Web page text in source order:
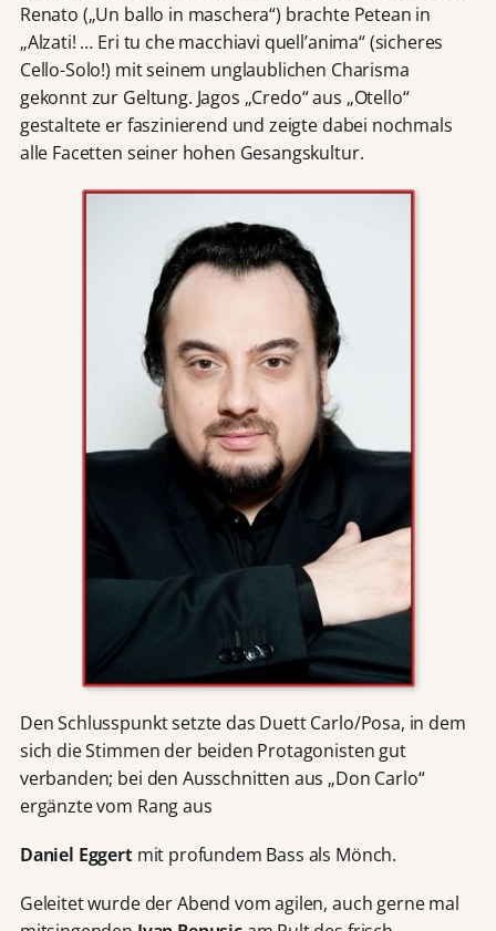
Renato („Un ballo in maschera“) brachte Petean in
„Alzati! … Eri tu che macchiavi quell’anima“ (sicheres
Cello-Solo!) mit seinem unglaublichen Charisma
gekonnt zur Geltung. Jagos „Credo“ aus „Otello“
gestaltete er faszinierend und zeigte dabei nochmals
alle Facetten seiner hohen Gesangskultur.
Den Schlusspunkt setzte das Duett Carlo/Posa, in dem
sich die Stimmen der beiden Protagonisten gut
verbanden; bei den Ausschnitten aus „Don Carlo“
ergänzte vom Rang aus
Daniel Eggertmit profundem Bass als Mönch.
Geleitet wurde der Abend vom agilen, auch gerne mal